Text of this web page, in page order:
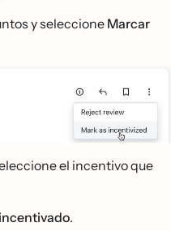
y seleccioneMarcar
el incentivo que
.